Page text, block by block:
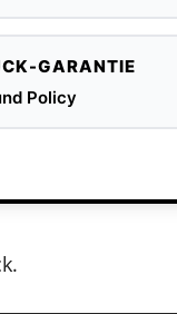
GARANTIE
Policy